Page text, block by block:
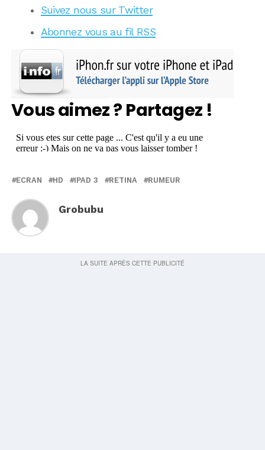
Suivez nous sur Twitter
Abonnez vous au fil RSS
Vous aimez ? Partagez !
ECRAN HD IPAD 3 RETINA RUMEUR
Grobubu